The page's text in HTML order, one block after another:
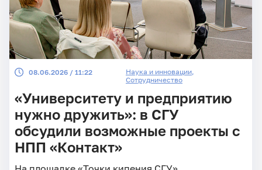
08.06.2026 / 11:22 Наука и инновации,
Сотрудничество
«Университету и предприятию
нужно дружить»: в СГУ
обсудили возможные проекты с
НПП «Контакт»